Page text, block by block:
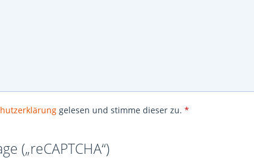
gelesen und stimme dieser zu. *
(„reCAPTCHA“)